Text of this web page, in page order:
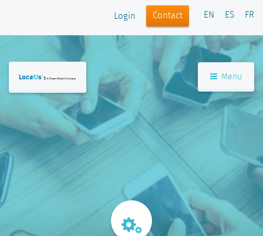
Login Contact EN ES FR
Menu